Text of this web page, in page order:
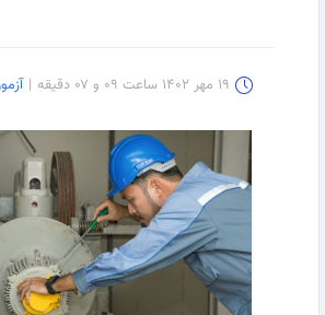
۱۹ مهر ۱۴۰۲ ساعت ۰۹ و ۰۷ دقیقه |